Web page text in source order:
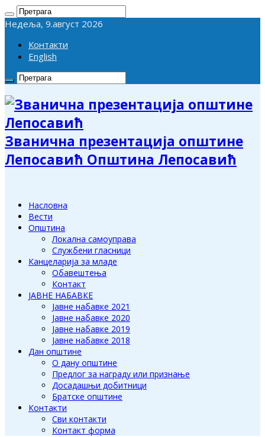
Недеља, 9.август 2026
Контакти
English
Званична презентација општине
Лепосавић Општина Лепосавић
Насловна
Вести
Општина
Локална самоуправа
Службени гласници
Канцеларија за младе
Обавештења
Контакт
ЈАВНЕ НАБАВКЕ
Јавне набавке 2021
Јавне набавке 2020
Јавне набавке 2019
Јавне набавке 2018
Дан општине
О дану општине
Предлог за награду или признање
Досадашњи добитници
Братске општине
Контакти
Сви контакти
Контакт форма